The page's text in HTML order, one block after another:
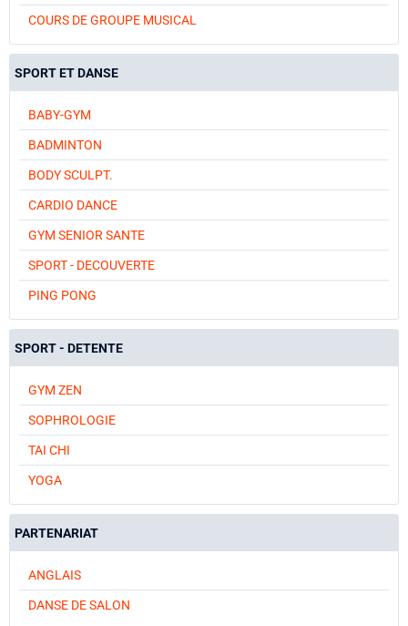
COURS DE GROUPE MUSICAL
SPORT ET DANSE
BABY-GYM
BADMINTON
BODY SCULPT.
CARDIO DANCE
GYM SENIOR SANTE
SPORT - DECOUVERTE
PING PONG
SPORT - DETENTE
GYM ZEN
SOPHROLOGIE
TAI CHI
YOGA
PARTENARIAT
ANGLAIS
DANSE DE SALON